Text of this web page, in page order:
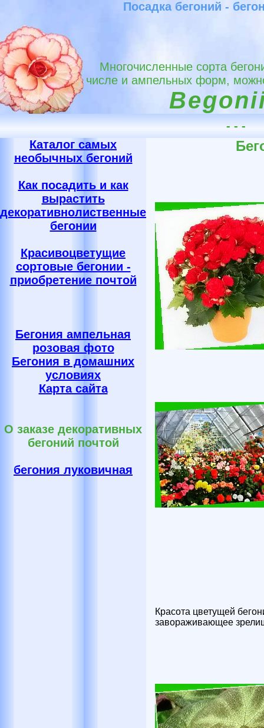
Посадка бегоний -
Многочисленные сорта
числе и ампельных форм,
- - -
Каталог самых
необычных бегоний
Как посадить и как
вырастить
декоративнолиственные
бегонии
Красивоцветущие
сортовые бегонии -
приобретение почтой
Бегония ампельная
розовая фото
Бегония в домашних
условиях
Карта сайта
О заказе декоративных
бегоний почтой
бегония луковичная
Красота цветущей
завораживающее